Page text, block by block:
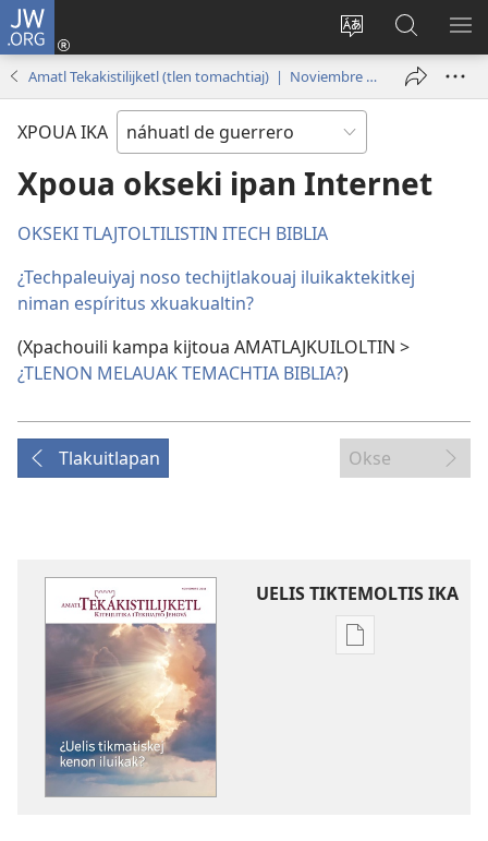
JW.ORG
Xpatili
ipan sitio
Iniciar
sesión
(abre
nueva
Xtejtemo
ipan
jw.org
Amatl Tekakistilijketl (tlen tomachtiaj) | Noviembre de 2016
XPOUA IKA
Xpoua okseki ipan Internet
OKSEKI TLAJTOLTILISTIN ITECH BIBLIA
¿Techpaleuiyaj noso techijtlakouaj iluikaktekitkej
niman espíritus xkuakualtin?
(Xpachouili kampa kijtoua AMATLAJKUILOLTIN >
¿TLENON MELAUAK TEMACHTIA BIBLIA?)
Tlakuitlapan Okse
UELIS TIKTEMOLTIS IKA
Kenon